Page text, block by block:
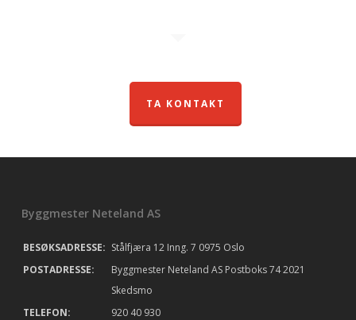
TA KONTAKT
Byggmester Neteland AS
BESØKSADRESSE: Stålfjæra 12 Inng. 7 0975 Oslo
POSTADRESSE:
Byggmester Neteland AS Postboks 74 2021
Skedsmo
TELEFON:
920 40 930